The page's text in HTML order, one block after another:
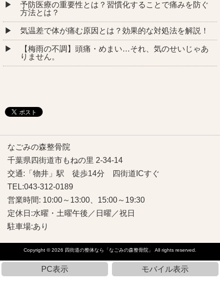
予防医療の重要性とは？習慣化することで痛みを防ぐ
方法とは？
気温差で体が痛む原因とは？効果的な対処法を解説！
【梅雨の不調】頭痛・めまい…それ、気のせいじゃあ
りません。
なごみの森整骨院
千葉県四街道市もねの里 2-34-14
交通:「物井」駅 徒歩14分 四街道ICすぐ
TEL:043-312-0189
営業時間: 10:00～13:00、15:00～19:30
定休日:水曜・土曜午後／日曜／祝日
駐車場:あり
Copyright © 2026 四街道の整体なら「なごみの森整骨院」 All rights reserved.
PC表示 モバイル表示